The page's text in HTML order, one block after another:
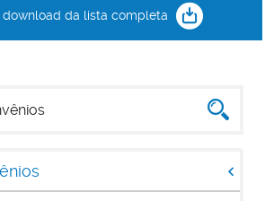
download da lista completa